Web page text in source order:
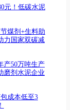
元！低碳水泥
煤剂+生料助
力国家双碳减
产50万吨生产
磨剂水泥企业
成本低至3